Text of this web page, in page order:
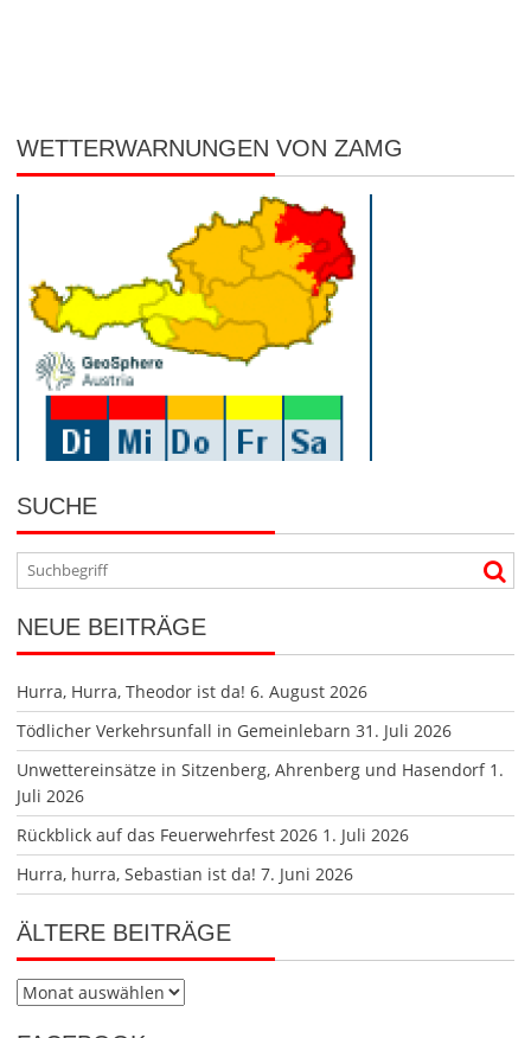
WETTERWARNUNGEN VON ZAMG
SUCHE
NEUE BEITRÄGE
Hurra, Hurra, Theodor ist da! 6. August 2026
Tödlicher Verkehrsunfall in Gemeinlebarn 31. Juli 2026
Unwettereinsätze in Sitzenberg, Ahrenberg und Hasendorf 1.
Juli 2026
Rückblick auf das Feuerwehrfest 2026 1. Juli 2026
Hurra, hurra, Sebastian ist da! 7. Juni 2026
ÄLTERE BEITRÄGE
Ältere